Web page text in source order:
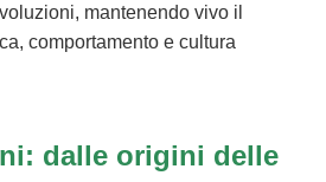
mantenendo vivo il
comportamento e cultura
dalle origini delle